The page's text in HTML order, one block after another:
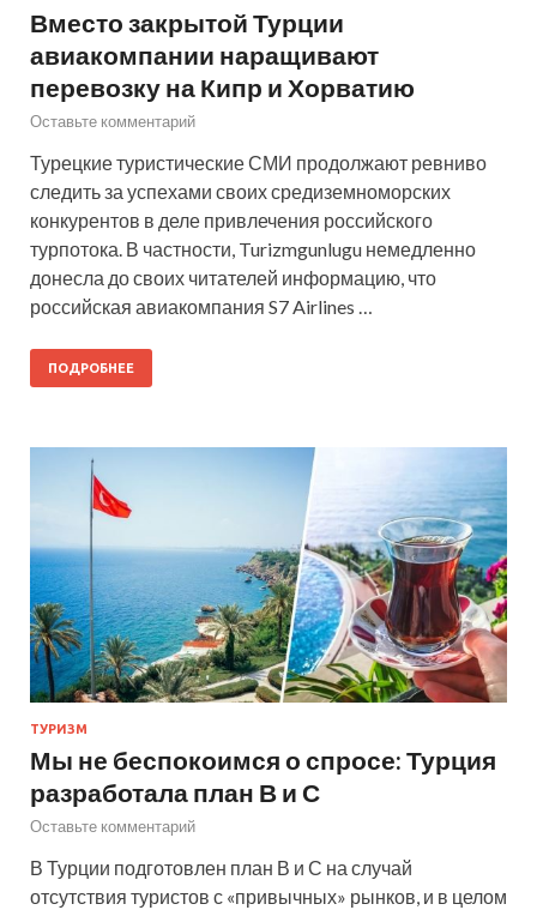
Вместо закрытой Турции
авиакомпании наращивают
перевозку на Кипр и Хорватию
Оставьте комментарий
Турецкие туристические СМИ продолжают ревниво
следить за успехами своих средиземноморских
конкурентов в деле привлечения российского
турпотока. В частности, Turizmgunlugu немедленно
донесла до своих читателей информацию, что
российская авиакомпания S7 Airlines …
ПОДРОБНЕЕ
ТУРИЗМ
Мы не беспокоимся о спросе: Турция
разработала план В и С
Оставьте комментарий
В Турции подготовлен план В и С на случай
отсутствия туристов с «привычных» рынков, и в целом